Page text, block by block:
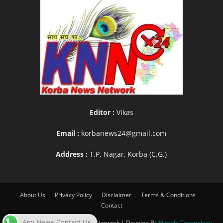
Editor : Vikas
Email : korbanews24@gmail.com
Address :T.P. Nagar, Korba (C.G.)
About Us Privacy Policy Disclaimer
Terms & Conditions
Contact